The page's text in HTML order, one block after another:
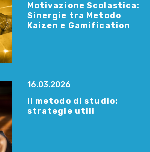
Motivazione Scolastica:
Sinergie tra Metodo
Kaizen e Gamification
16.03.2026
Il metodo di studio:
strategie utili